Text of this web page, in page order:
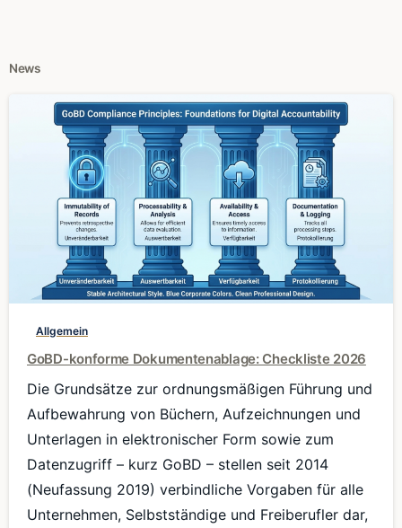
News
Allgemein
GoBD-konforme Dokumentenablage: Checkliste 2026
Die Grundsätze zur ordnungsmäßigen Führung und
Aufbewahrung von Büchern, Aufzeichnungen und
Unterlagen in elektronischer Form sowie zum
Datenzugriff – kurz GoBD – stellen seit 2014
(Neufassung 2019) verbindliche Vorgaben für alle
Unternehmen, Selbstständige und Freiberufler dar,